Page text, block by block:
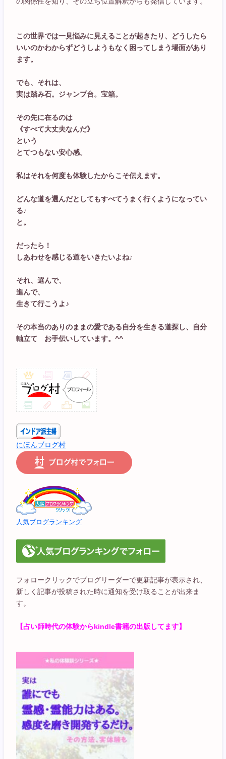
この世界では一見悩みに見えることが起きたり、どうしたら
いいのかわからずどうしようもなく困ってしまう場面があり
ます。
でも、それは、
実は踏み石。ジャンプ台。宝箱。
その先に在るのは
《すべて大丈夫なんだ》
という
とてつもない安心感。
私はそれを何度も体験したからこそ伝えます。
どんな道を選んだとしてもすべてうまく行くようになってい
る♪
と。
だったら！
しあわせを感じる道をいきたいよね♪
それ、選んで、
進んで、
生きて行こうよ♪
その本当のありのままの愛である自分を生きる道探し、自分
軸立て お手伝いしています。^^
にほんブログ村
人気ブログランキング
フォロークリックでブログリーダーで更新記事が表示され、
新しく記事が投稿された時に通知を受け取ることが出来ま
す。
【占い師時代の体験からkindle書籍の出版してます】